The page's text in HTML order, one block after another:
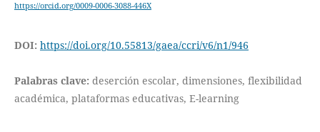
https://orcid.org/0009-0006-3088-446X
DOI: https://doi.org/10.55813/gaea/ccri/v6/n1/946
Palabras clave: deserción escolar, dimensiones, flexibilidad
académica, plataformas educativas, E-learning